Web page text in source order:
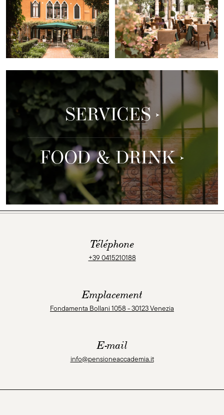
SERVICES
FOOD & DRINK
Téléphone
+39 0415210188
Emplacement
Fondamenta Bollani 1058 - 30123 Venezia
E-mail
info@pensioneaccademia.it